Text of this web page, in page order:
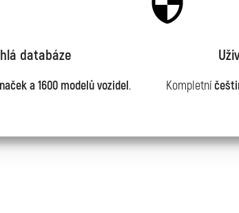
databáze
a 1600 modelů vozidel. Kompletní